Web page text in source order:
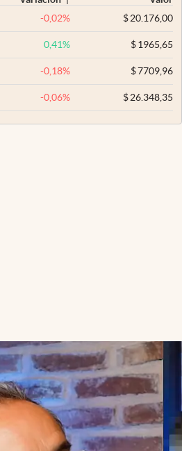
-0,02% $20.176,00
0,41% $1965,65
-0,18% $7709,96
-0,06% $26.348,35